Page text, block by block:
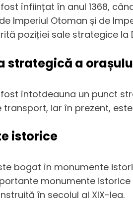
înființat în anul 1368,
Imperiul Otoman și de
poziției sale strategice la
strategică a
fost întotdeauna un punct
transport, iar în prezent,
istorice
bogat în monumente
monumente
în secolul al XIX-lea.